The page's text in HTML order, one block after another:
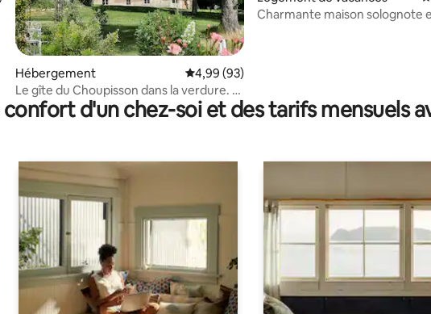
Hébergement Évaluation moyenne sur la base de 93
4,99 (93)
Le gîte du Choupisson dans la verdure. * *
*
Charmante maison solognote
confort d'un chez-soi et des tarifs mensuels